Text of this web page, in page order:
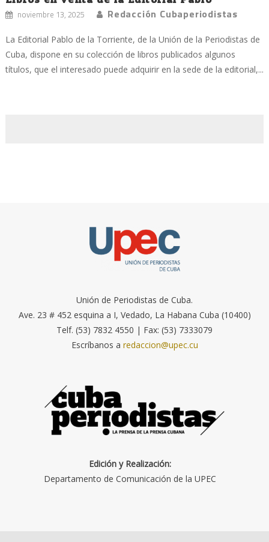
noviembre 13, 2025 Redacción Cubaperiodistas
La Editorial Pablo de la Torriente, de la Unión de la Periodistas de
Cuba, dispone en su colección de libros publicados algunos
títulos, que el interesado puede adquirir en la sede de la editorial,...
Unión de Periodistas de Cuba.
Ave. 23 # 452 esquina a I, Vedado, La Habana Cuba (10400)
Telf. (53) 7832 4550 | Fax: (53) 7333079
Escríbanos a redaccion@upec.cu
Edición y Realización:
Departamento de Comunicación de la UPEC